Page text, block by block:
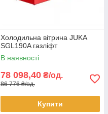
Холодильна вітрина JUKA
SGL190A газліфт
В наявності
78 098,40 ₴/од.
86 776 ₴/од.
Купити